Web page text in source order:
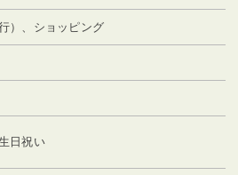
）、ショッピング
日祝い